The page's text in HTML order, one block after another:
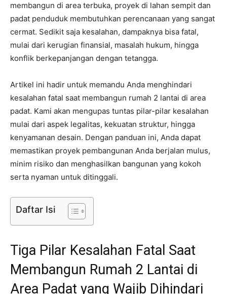
membangun di area terbuka, proyek di lahan sempit dan
padat penduduk membutuhkan perencanaan yang sangat
cermat. Sedikit saja kesalahan, dampaknya bisa fatal,
mulai dari kerugian finansial, masalah hukum, hingga
konflik berkepanjangan dengan tetangga.
Artikel ini hadir untuk memandu Anda menghindari
kesalahan fatal saat membangun rumah 2 lantai di area
padat. Kami akan mengupas tuntas pilar-pilar kesalahan
mulai dari aspek legalitas, kekuatan struktur, hingga
kenyamanan desain. Dengan panduan ini, Anda dapat
memastikan proyek pembangunan Anda berjalan mulus,
minim risiko dan menghasilkan bangunan yang kokoh
serta nyaman untuk ditinggali.
Daftar Isi
Tiga Pilar Kesalahan Fatal Saat
Membangun Rumah 2 Lantai di
Area Padat yang Wajib Dihindari